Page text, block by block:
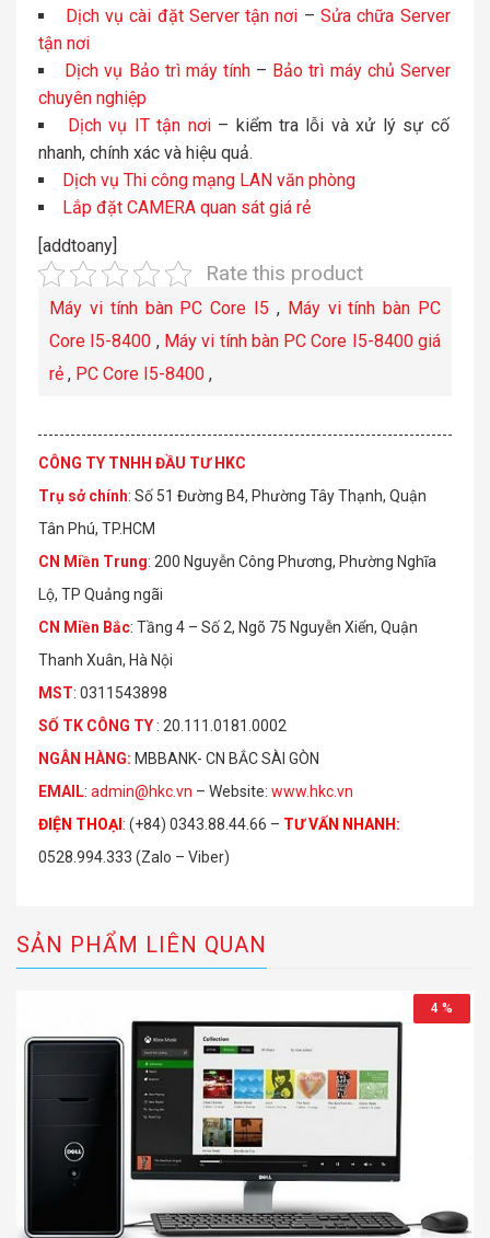
Dịch vụ cài đặt Server tận nơi –Sửa chữa Server
tận nơi
Dịch vụ Bảo trì máy tính – Bảo trì máy chủ Server
chuyên nghiệp
Dịch vụ IT tận nơi – kiểm tra lỗi và xử lý sự cố
nhanh, chính xác và hiệu quả.
Dịch vụ Thi công mạng LAN văn phòng
Lắp đặt CAMERA quan sát giá rẻ
[addtoany]
Rate this product
Máy vi tính bàn PC Core I5 , Máy vi tính bàn PC
Core I5-8400 , Máy vi tính bàn PC Core I5-8400 giá
rẻ , PC Core I5-8400 ,
CÔNG TY TNHH ĐẦU TƯ HKC
Trụ sở chính: Số 51 Đường B4, Phường Tây Thạnh, Quận
Tân Phú, TP.HCM
CN Miền Trung: 200 Nguyễn Công Phương, Phường Nghĩa
Lộ, TP Quảng ngãi
CN Miền Bắc: Tầng 4 – Số 2, Ngõ 75 Nguyễn Xiển, Quận
Thanh Xuân, Hà Nội
MST: 0311543898
SỐ TK CÔ NG TY : 20.111.0181.0002
NGÂN HÀNG: MBBANK- CN BẮC SÀI GÒN
EMAIL: admin@hkc.vn – Website: www.hkc.vn
ĐIỆN THOẠI : (+84) 0343.88.44.66 – TƯ VẤN NHANH :
0528.994.333 (Zalo – Viber)
SẢN PHẨM LIÊN QUAN
4 %